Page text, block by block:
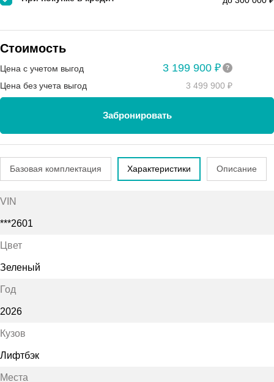
Стоимость
Цена с учетом выгод 3 199 900 ₽
Цена без учета выгод 3 499 900 ₽
Забронировать
Базовая комплектация Характеристики Описание
VIN
***2601
Цвет
Зеленый
Год
2026
Кузов
Лифтбэк
Места